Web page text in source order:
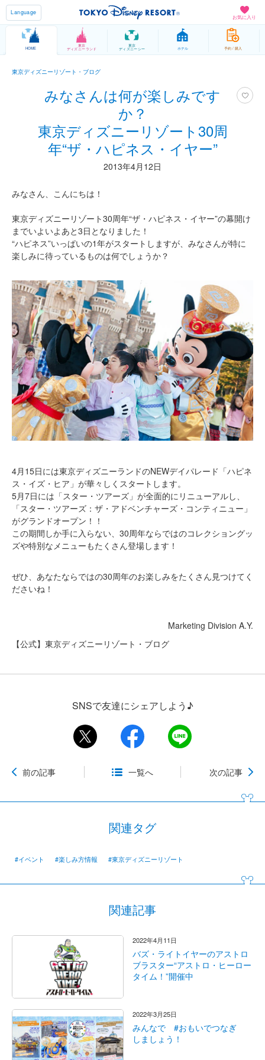
お気に入り
Language
HOME
東京
ディズニーランド
東京
ディズニーシー ホテル 予約 / 購入
東京ディズニーリゾート・ブログ
みなさんは何が楽しみです
か？
東京ディズニーリゾート30周
年“ザ・ハピネス・イヤー”
2013年4月12日
みなさん、こんにちは！
東京ディズニーリゾート30周年“ザ・ハピネス・イヤー”の幕開け
までいよいよあと3日となりました！
“ハピネス”いっぱいの1年がスタートしますが、みなさんが特に
楽しみに待っているものは何でしょうか？
4月15日には東京ディズニーランドのNEWデイパレード「ハピネ
ス・イズ・ヒア」が華々しくスタートします。
5月7日には「スター・ツアーズ」が全面的にリニューアルし、
「スター・ツアーズ：ザ・アドベンチャーズ・コンティニュー」
がグランドオープン！！
この期間しか手に入らない、30周年ならではのコレクショングッ
ズや特別なメニューもたくさん登場します！
ぜひ、あなたならではの30周年のお楽しみをたくさん見つけてく
ださいね！
Marketing Division A.Y.
【公式】東京ディズニーリゾート・ブログ
SNSで友達にシェアしよう♪
前の記事 一覧へ 次の記事
関連タグ
#イベント #楽しみ方情報 #東京ディズニーリゾート
関連記事
2022年4月11日
バズ・ライトイヤーのアストロ
ブラスター“アストロ・ヒーロー
タイム！”開催中
2022年3月25日
みんなで #おもいでつなぎ
しましょう！